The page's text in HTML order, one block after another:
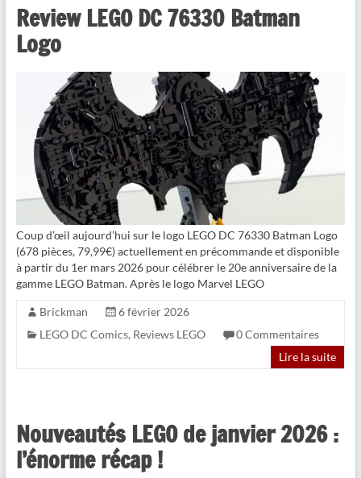
Review LEGO DC 76330 Batman
Logo
Coup d’œil aujourd’hui sur le logo LEGO DC 76330 Batman Logo
(678 pièces, 79,99€) actuellement en précommande et disponible
à partir du 1er mars 2026 pour célébrer le 20e anniversaire de la
gamme LEGO Batman. Après le logo Marvel LEGO
Brickman
6 février 2026
LEGO DC Comics, Reviews LEGO
0 Commentaires
Lire la suite
Nouveautés LEGO de janvier 2026 :
l’énorme récap !